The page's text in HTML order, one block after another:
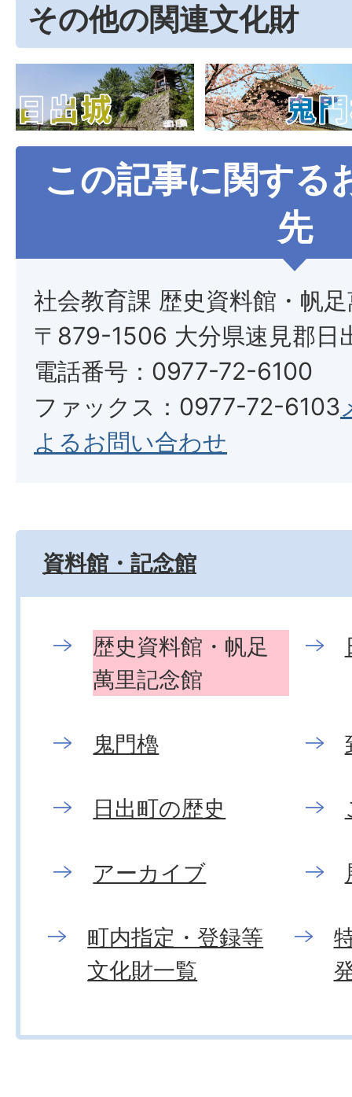
その他の関連文化財
この記事に関する
先
社会教育課 歴史資料館・帆
〒879-1506 大分県速見郡日
電話番号：0977-72-6100
ファックス：0977-72-6103
よるお問い合わせ
資料館・記念館
歴史資料館・帆足
萬里記念館
鬼門櫓
日出町の歴史
アーカイブ
町内指定・登録等
文化財一覧